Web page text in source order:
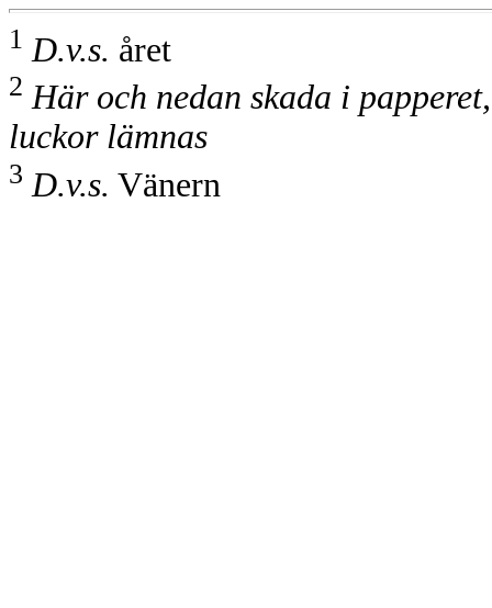
1 D.v.s. året
2 Här och nedan skada i
luckor lämnas
3 D.v.s. Vänern